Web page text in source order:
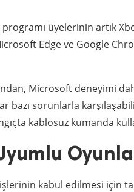
üyelerinin artık
Edge ve Google
Microsoft deneyimi
bazı sorunlarla
kablosuz kumanda
kabul edilmesi